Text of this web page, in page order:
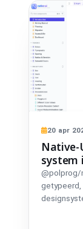
20 apr
Native-
system
@polprog/
getypeerd,